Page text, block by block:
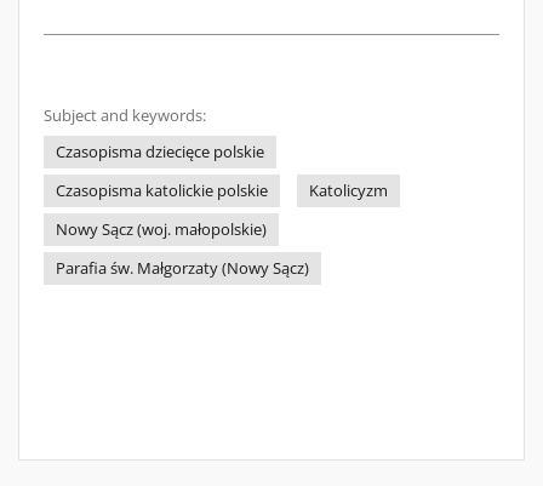
Subject and keywords:
Czasopisma dziecięce polskie
Czasopisma katolickie polskie
Katolicyzm
Nowy Sącz (woj. małopolskie)
Parafia św. Małgorzaty (Nowy Sącz)